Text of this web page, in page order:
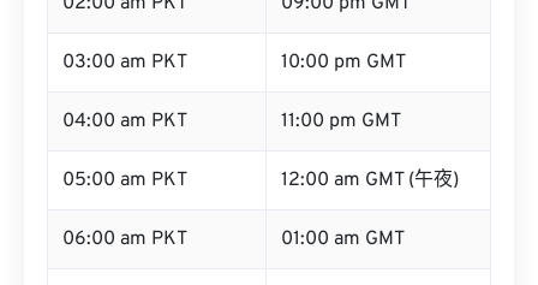
03:00 am PKT 10:00 pm GMT
04:00 am PKT 11:00 pm GMT
05:00 am PKT 12:00 am GMT (午夜)
06:00 am PKT 01:00 am GMT